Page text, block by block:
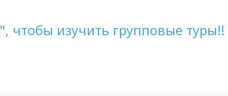
чтобы изучить групповые туры!!